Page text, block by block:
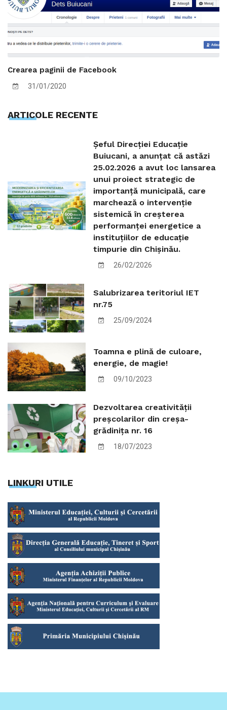
Crearea paginii de Facebook
31/01/2020
ARTICOLE RECENTE
Șeful Direcției Educație
Buiucani, a anunțat că astăzi
25.02.2026 a avut loc lansarea
unui proiect strategic de
importanță municipală, care
marchează o intervenție
sistemică în creșterea
performanței energetice a
instituțiilor de educație
timpurie din Chișinău.
26/02/2026
Salubrizarea teritoriul IET
nr.75
25/09/2024
Toamna e plină de culoare,
energie, de magie!
09/10/2023
Dezvoltarea creativității
preșcolarilor din creșa-
grădinița nr. 16
18/07/2023
LINKURI UTILE